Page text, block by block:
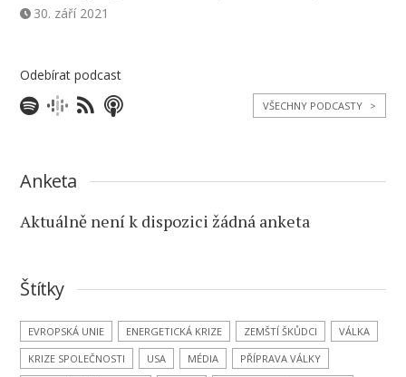
30. září 2021
Odebírat podcast
VŠECHNY PODCASTY >
Anketa
Aktuálně není k dispozici žádná anketa
Štítky
EVROPSKÁ UNIE ENERGETICKÁ KRIZE ZEMŠTÍ ŠKŮDCI
VÁLKA
KRIZE SPOLEČNOSTI
USA MÉDIA
PŘÍPRAVA VÁLKY